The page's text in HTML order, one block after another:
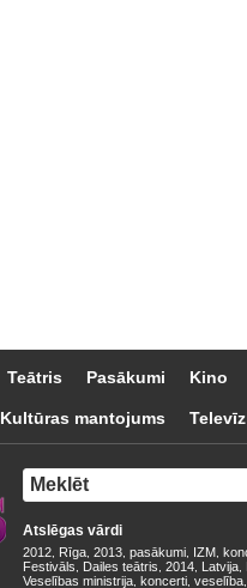
Teātris Pasākumi Kino
Kultūras mantojums
Atslēgas vārdi
2012 Rīga 2013 pasākumi IZM
Festivāls
Dailes teātris 2014 Latvija
Veselības ministrija koncerti veselība